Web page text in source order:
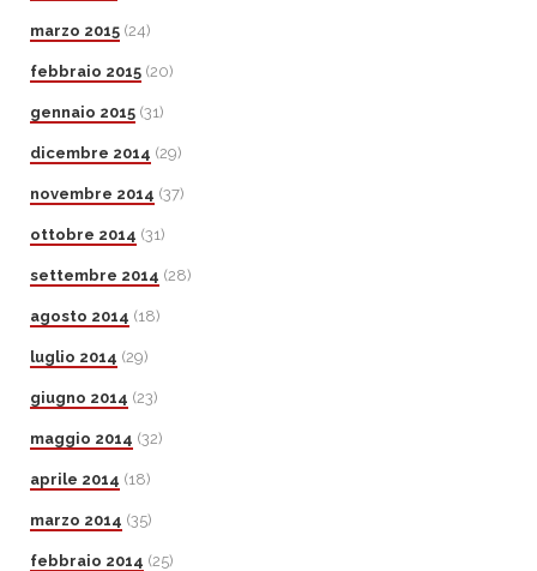
marzo 2015 (24)
febbraio 2015 (20)
gennaio 2015 (31)
dicembre 2014 (29)
novembre 2014 (37)
ottobre 2014 (31)
settembre 2014 (28)
agosto 2014 (18)
luglio 2014 (29)
giugno 2014 (23)
maggio 2014 (32)
aprile 2014 (18)
marzo 2014 (35)
febbraio 2014 (25)